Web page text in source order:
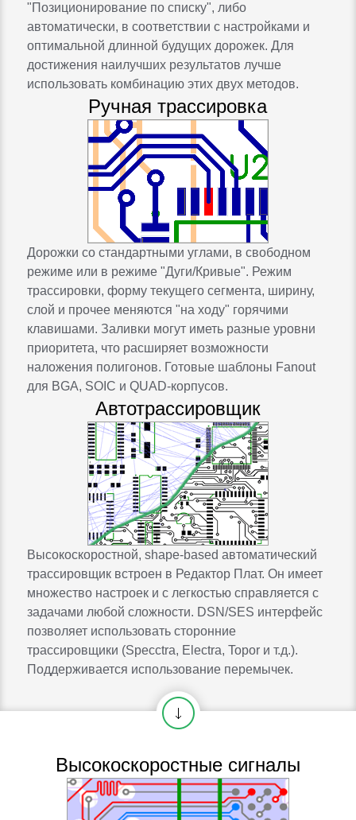
"Позиционирование по списку", либо
автоматически, в соответствии с настройками и
оптимальной длинной будущих дорожек. Для
достижения наилучших результатов лучше
использовать комбинацию этих двух методов.
Ручная трассировка
Дорожки со стандартными углами, в свободном
режиме или в режиме "Дуги/Кривые". Режим
трассировки, форму текущего сегмента, ширину,
слой и прочее меняются "на ходу" горячими
клавишами. Заливки могут иметь разные уровни
приоритета, что расширяет возможности
наложения полигонов. Готовые шаблоны Fanout
для BGA, SOIC и QUAD-корпусов.
Автотрассировщик
Высокоскоростной, shape-based автоматический
трассировщик встроен в Редактор Плат. Он имеет
множество настроек и с легкостью справляется с
задачами любой сложности. DSN/SES интерфейс
позволяет использовать сторонние
трассировщики (Specctra, Electra, Topor и т.д.).
Поддерживается использование перемычек.
Высокоскоростные сигналы